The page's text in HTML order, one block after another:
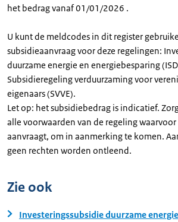
het bedrag vanaf 01/01/2026 .
U kunt de meldcodes in dit register
subsidieaanvraag voor deze regelingen:
duurzame energie en energiebesparing
Subsidieregeling verduurzaming voor
eigenaars (SVVE).
Let op: het subsidiebedrag is indicatief.
alle voorwaarden van de regeling waarvoor
aanvraagt, om in aanmerking te komen.
geen rechten worden ontleend.
Zie ook
Investeringssubsidie duurzame